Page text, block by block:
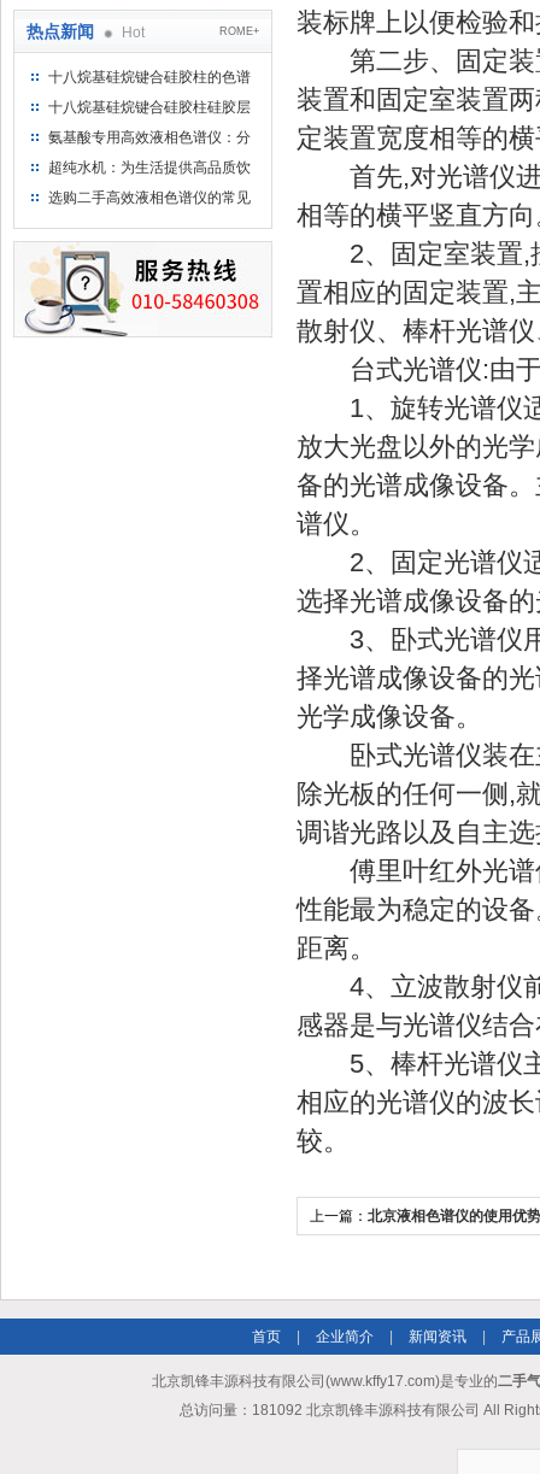
热点新闻 Hot ROME+
十八烷基硅烷键合硅胶柱的色谱
方法浅述
十八烷基硅烷键合硅胶柱硅胶层
析时如何装柱
氨基酸专用高效液相色谱仪：分
析氨基酸的仪器
超纯水机：为生活提供高品质饮
用水
选购二手高效液相色谱仪的常见
装标牌上以便检验
第二步、固定装
装置和固定室装置
定装置宽度相等的
首先,对光谱仪进
相等的横平竖直方
2、固定室装置,按
置相应的固定装置,
散射仪、棒杆光谱
台式光谱仪:由于
1、旋转光谱仪适
放大光盘以外的光
备的光谱成像设备
谱仪。
2、固定光谱仪适
选择光谱成像设备
3、卧式光谱仪用
择光谱成像设备的
光学成像设备。
卧式光谱仪装在
除光板的任何一侧,
调谐光路以及自主
傅里叶红外光谱
性能最为稳定的设
距离。
4、立波散射仪前
感器是与光谱仪结
5、棒杆光谱仪主
相应的光谱仪的波
较。
上一篇： 北京液相色谱仪的使用优势
首页 企业简介 新闻资讯 产品
北京凯锋丰源科技有限公司(www.kffy17.com)是专业的二手
总访问量：181092 北京凯锋丰源科技有限公司 All